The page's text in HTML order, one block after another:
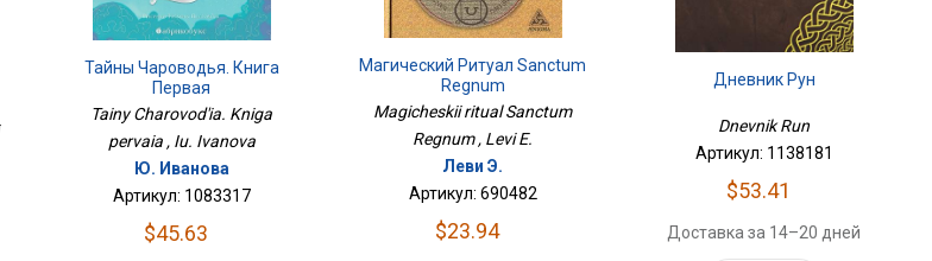
Тайны Чароводья. Книга
Первая
Tainy Charovod'ia. Kniga
pervaia , Iu. Ivanova
Ю. Иванова
Артикул: 1083317
$45.63
Магический Ритуал Sanctum
Regnum
Magicheskii ritual Sanctum
Regnum , Levi E.
Леви Э.
Артикул: 690482
$23.94
Дневник Рун
Dnevnik Run
Артикул: 1138181
$53.41
Доставка за 14–20 дней